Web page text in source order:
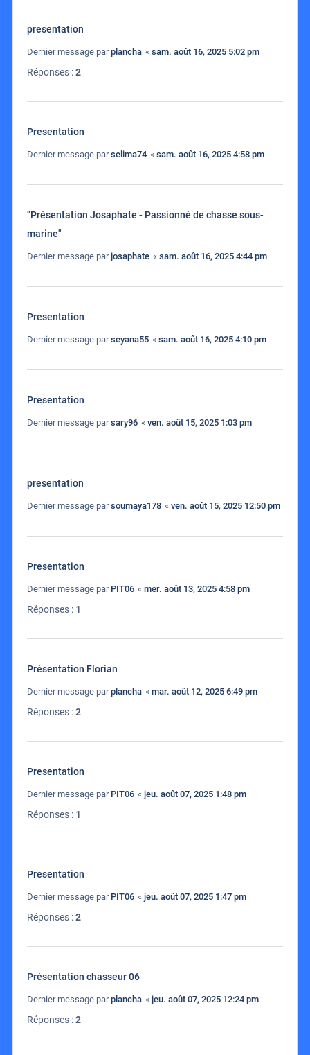
presentation
Dernier message parplancha « sam. août 16, 2025 5:02 pm
Réponses :2
Presentation
Dernier message parselima74 « sam. août 16, 2025 4:58 pm
"Présentation Josaphate - Passionné de chasse sous-
marine"
Dernier message parjosaphate « sam. août 16, 2025 4:44 pm
Presentation
Dernier message parseyana55 « sam. août 16, 2025 4:10 pm
Presentation
Dernier message parsary96 « ven. août 15, 2025 1:03 pm
presentation
Dernier message parsoumaya178 « ven. août 15, 2025 12:50 pm
Presentation
Dernier message par PIT06 « mer. août 13, 2025 4:58 pm
Réponses : 1
Présentation Florian
Dernier message parplancha « mar. août 12, 2025 6:49 pm
Réponses :2
Presentation
Dernier message par PIT06 « jeu. août 07, 2025 1:48 pm
Réponses : 1
Presentation
Dernier message par PIT06 « jeu. août 07, 2025 1:47 pm
Réponses :2
Présentation chasseur 06
Dernier message parplancha « jeu. août 07, 2025 12:24 pm
Réponses :2